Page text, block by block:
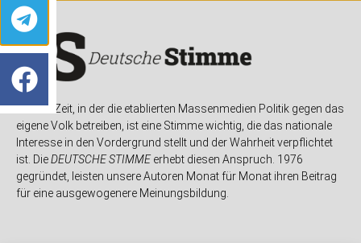
In einer Zeit, in der die etablierten Massenmedien Politik gegen das
eigene Volk betreiben, ist eine Stimme wichtig, die das nationale
Interesse in den Vordergrund stellt und der Wahrheit verpflichtet
ist. DieDEUTSCHE STIMMEerhebt diesen Anspruch. 1976
gegründet, leisten unsere Autoren Monat für Monat ihren Beitrag
für eine ausgewogenere Meinungsbildung.